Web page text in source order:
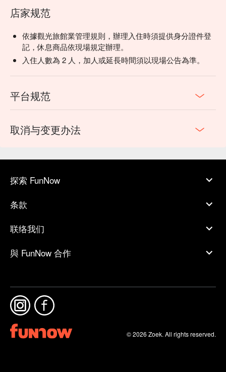
店家规范
依據觀光旅館業管理規則，辦理入住時須提供身分證件登
記，休息商品依現場規定辦理。
入住人數為 2 人，加人或延長時間須以現場公告為準。
平台规范
取消与变更办法
探索 FunNow
条款
联络我们
與 FunNow 合作
© 2026 Zoek. All rights reserved.